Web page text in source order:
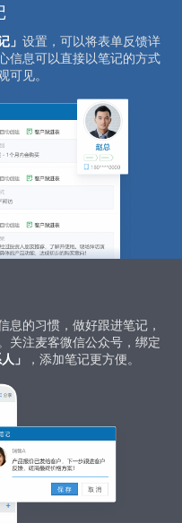
」 设置，可以将表单反馈详
信息可以直接以笔记的方式
可见。
息的习惯，做好跟进笔记，
关注麦客微信公众号，绑定
」 ，添加笔记更方便。